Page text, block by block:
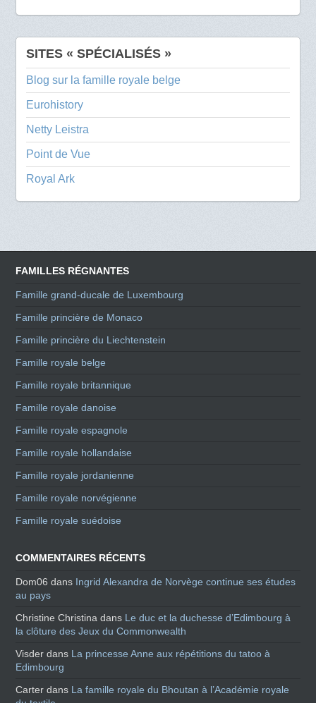
SITES « SPÉCIALISÉS »
Blog sur la famille royale belge
Eurohistory
Netty Leistra
Point de Vue
Royal Ark
FAMILLES RÉGNANTES
Famille grand-ducale de Luxembourg
Famille princière de Monaco
Famille princière du Liechtenstein
Famille royale belge
Famille royale britannique
Famille royale danoise
Famille royale espagnole
Famille royale hollandaise
Famille royale jordanienne
Famille royale norvégienne
Famille royale suédoise
COMMENTAIRES RÉCENTS
Dom06 dans Ingrid Alexandra de Norvège continue ses études
au pays
Christine Christina dans Le duc et la duchesse d’Edimbourg à
la clôture des Jeux du Commonwealth
Visder dans La princesse Anne aux répétitions du tatoo à
Edimbourg
Carter dans La famille royale du Bhoutan à l’Académie royale